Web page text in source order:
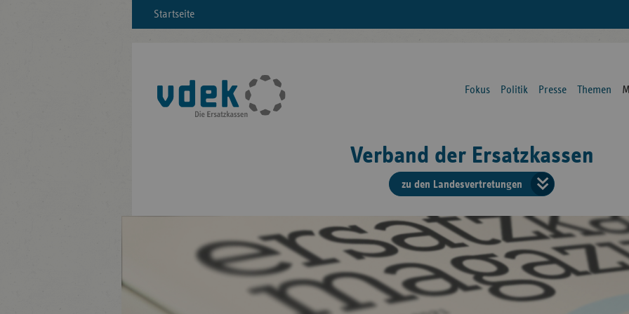
Startseite
Fokus Politik Presse Themen
Verband der Ersatzkassen
zu den Landesvertretungen
der